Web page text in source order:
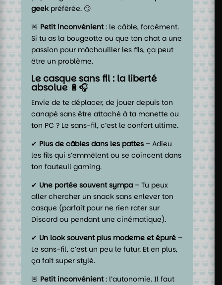
geek préférée. 😏
🚨 Petit inconvénient: le câble, forcément.
Si tu as la bougeotte ou que ton chat a une
passion pour mâchouiller les fils, ça peut
être un problème.
Le casque sans fil : la liberté
absolue🔋🎧
Envie de te déplacer, de jouer depuis ton
canapé sans être attaché à ta manette ou
ton PC ? Le sans-fil, c’est le confort ultime.
✔ Plus de câbles dans les pattes – Adieu
les fils qui s’emmêlent ou se coincent dans
ton fauteuil gaming.
✔ Une portée souvent sympa – Tu peux
aller chercher un snack sans enlever ton
casque (parfait pour ne rien rater sur
Discord ou pendant une cinématique).
✔ Un look souvent plus moderne et épuré –
Le sans-fil, c’est un peu le futur. Et en plus,
ça fait super stylé.
🚨 Petit inconvénient: l’autonomie. Il faut